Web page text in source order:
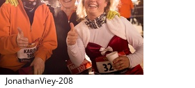
JonathanViey-208